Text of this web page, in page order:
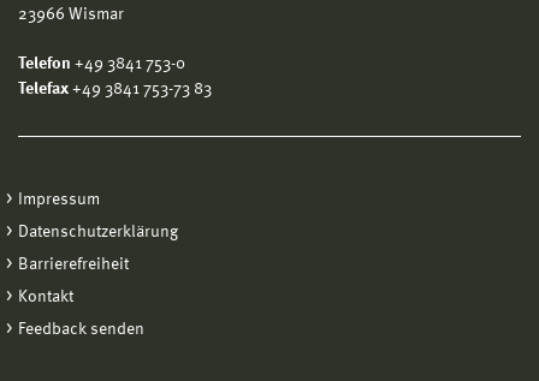
23966 Wismar
Telefon +49 3841 753-0
Telefax +49 3841 753-73 83
Impressum
Datenschutzerklärung
Barrierefreiheit
Kontakt
Feedback senden